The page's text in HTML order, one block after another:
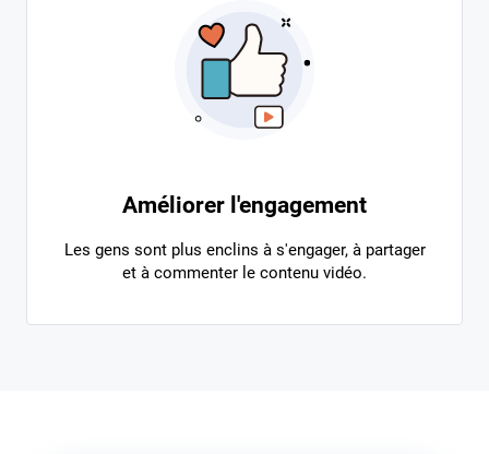
Améliorer l'engagement
Les gens sont plus enclins à s'engager, à partager
et à commenter le contenu vidéo.